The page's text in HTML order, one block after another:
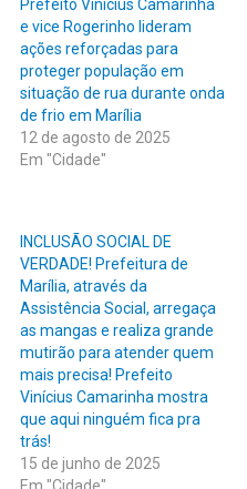
Prefeito Vinicius Camarinha
e vice Rogerinho lideram
ações reforçadas para
proteger população em
situação de rua durante onda
de frio em Marília
12 de agosto de 2025
Em "Cidade"
INCLUSÃO SOCIAL DE
VERDADE! Prefeitura de
Marília, através da
Assistência Social, arregaça
as mangas e realiza grande
mutirão para atender quem
mais precisa! Prefeito
Vinícius Camarinha mostra
que aqui ninguém fica pra
trás!
15 de junho de 2025